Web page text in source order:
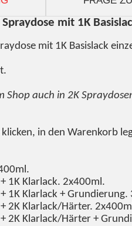
mit 1K
mit 1K Basislack
Shop auch in 2K
in den Warenkorb
1K Klarlack. 2x400ml.
1K Klarlack +
2K Klarlack/Härter.
2K Klarlack/Härter +